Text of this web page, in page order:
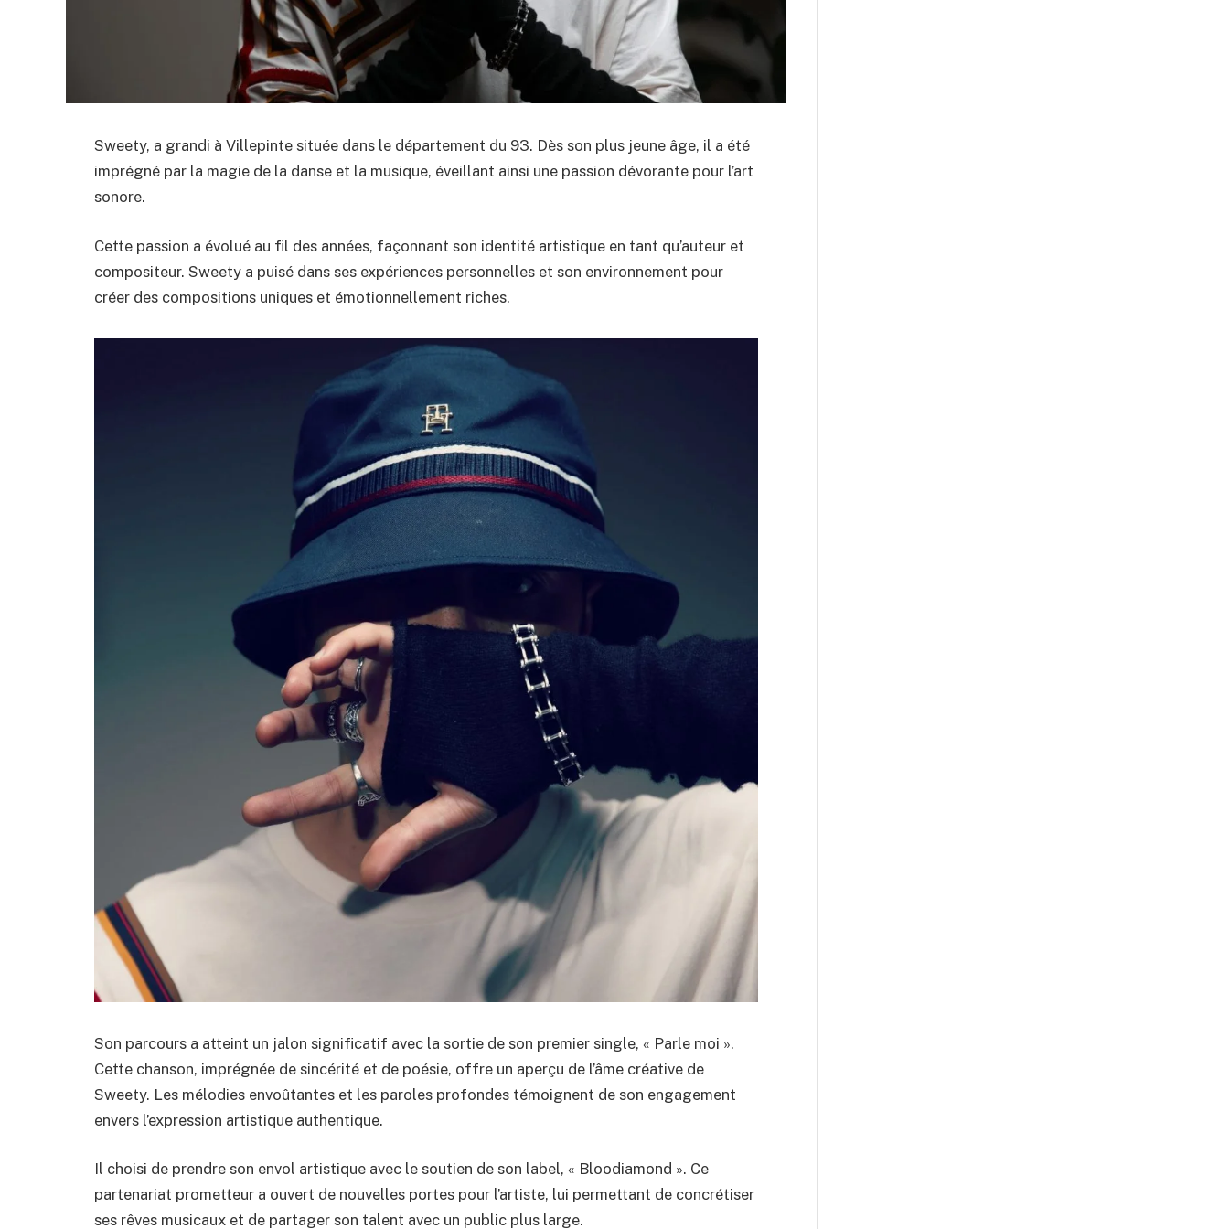
Sweety, a grandi à Villepinte située dans le département du 93. Dès son plus jeune âge, il a été
imprégné par la magie de la danse et la musique, éveillant ainsi une passion dévorante pour l’art
sonore.
Cette passion a évolué au fil des années, façonnant son identité artistique en tant qu’auteur et
compositeur. Sweety a puisé dans ses expériences personnelles et son environnement pour
créer des compositions uniques et émotionnellement riches.
Son parcours a atteint un jalon significatif avec la sortie de son premier single, « Parle moi ».
Cette chanson, imprégnée de sincérité et de poésie, offre un aperçu de l’âme créative de
Sweety. Les mélodies envoûtantes et les paroles profondes témoignent de son engagement
envers l’expression artistique authentique.
Il choisi de prendre son envol artistique avec le soutien de son label, « Bloodiamond ». Ce
partenariat prometteur a ouvert de nouvelles portes pour l’artiste, lui permettant de concrétiser
ses rêves musicaux et de partager son talent avec un public plus large.